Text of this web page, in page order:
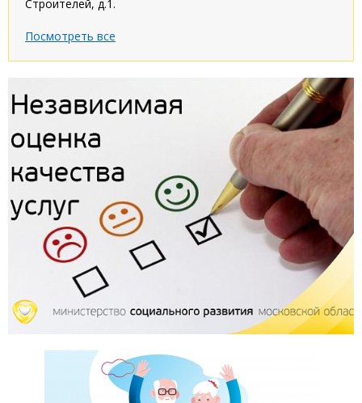
Строителей, д.1.
Посмотреть все